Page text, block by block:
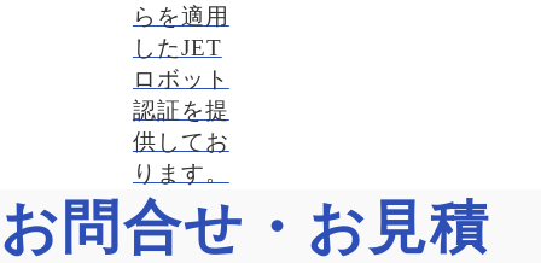
らを適用
したJET
ロボット
認証を提
供してお
ります。
お問合せ・お見積